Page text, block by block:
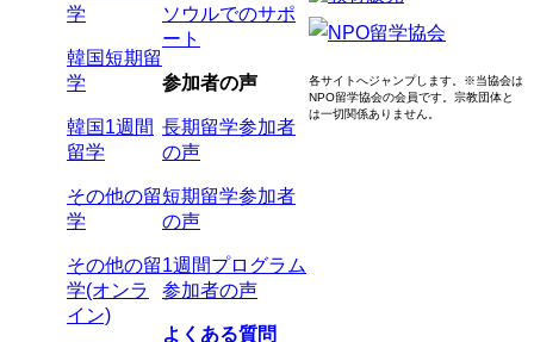
学
韓国短期留
学
韓国1週間
留学
その他の留
学
その他の留
学(オンラ
イン)
ソウルでのサポ
ート
参加者の声
長期留学参加者
の声
短期留学参加者
の声
1週間プログラム
参加者の声
よくある質問
各サイトへジャンプします。 ※当協会は
NPO留学協会の会員です。 宗教団体と
は一切関係ありません。